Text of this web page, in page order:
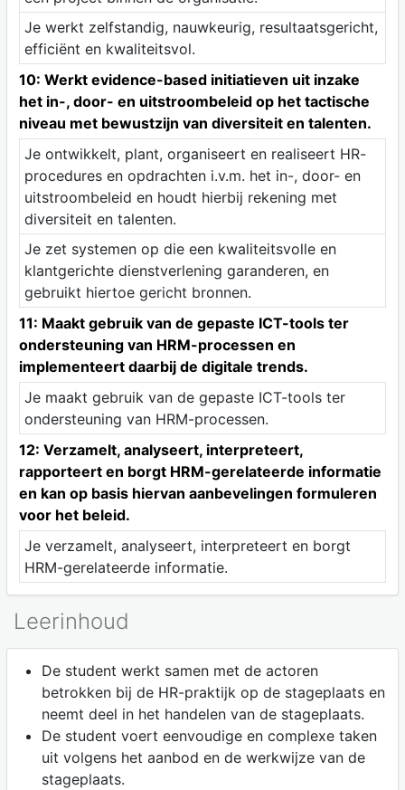
Je werkt zelfstandig, nauwkeurig, resultaatsgericht,
efficiënt en kwaliteitsvol.
10: Werkt evidence-based initiatieven uit inzake
het in-, door- en uitstroombeleid op het tactische
niveau met bewustzijn van diversiteit en talenten.
Je ontwikkelt, plant, organiseert en realiseert HR-
procedures en opdrachten i.v.m. het in-, door- en
uitstroombeleid en houdt hierbij rekening met
diversiteit en talenten.
Je zet systemen op die een kwaliteitsvolle en
klantgerichte dienstverlening garanderen, en
gebruikt hiertoe gericht bronnen.
11: Maakt gebruik van de gepaste ICT-tools ter
ondersteuning van HRM-processen en
implementeert daarbij de digitale trends.
Je maakt gebruik van de gepaste ICT-tools ter
ondersteuning van HRM-processen.
12: Verzamelt, analyseert, interpreteert,
rapporteert en borgt HRM-gerelateerde informatie
en kan op basis hiervan aanbevelingen formuleren
voor het beleid.
Je verzamelt, analyseert, interpreteert en borgt
HRM-gerelateerde informatie.
Leerinhoud
De student werkt samen met de actoren
betrokken bij de HR-praktijk op de stageplaats en
neemt deel in het handelen van de stageplaats.
De student voert eenvoudige en complexe taken
uit volgens het aanbod en de werkwijze van de
stageplaats.